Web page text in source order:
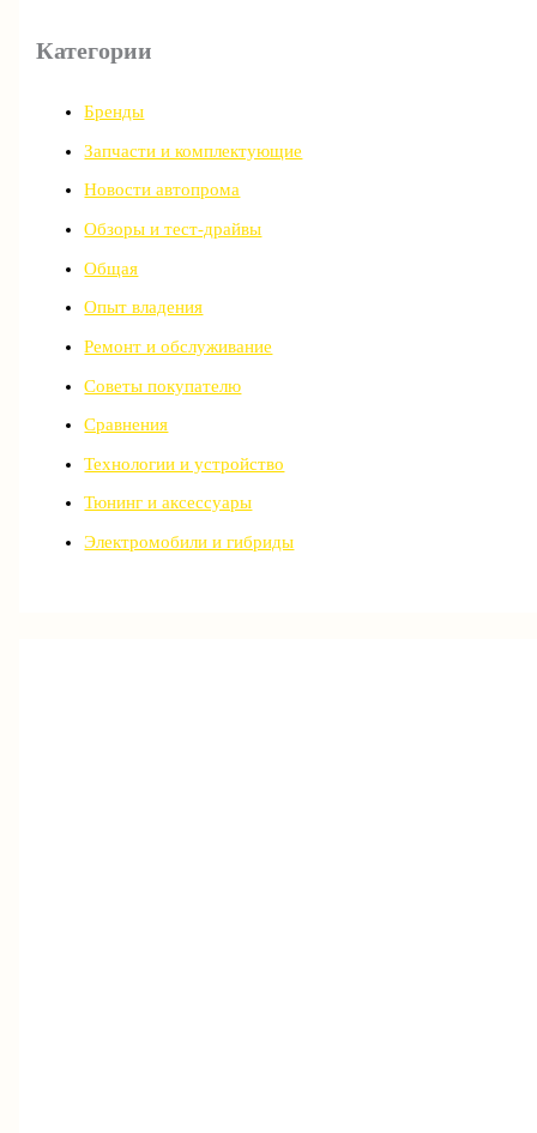
Категории
Бренды
Запчасти и комплектующие
Новости автопрома
Обзоры и тест-драйвы
Общая
Опыт владения
Ремонт и обслуживание
Советы покупателю
Сравнения
Технологии и устройство
Тюнинг и аксессуары
Электромобили и гибриды